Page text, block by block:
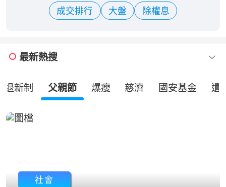
成交排行 大盤 除權息
最新熱搜
退新制 父親節 爆瘦 慈濟 國安基金 遺
社會